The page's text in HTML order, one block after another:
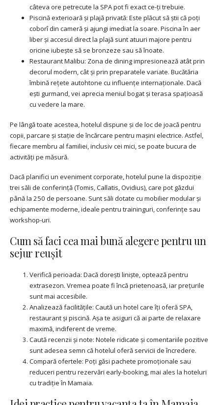
câteva ore petrecute la SPA pot fi exact ce-ți trebuie.
Piscină exterioară și plajă privată: Este plăcut să știi că poți
coborî din cameră și ajungi imediat la soare. Piscina în aer
liber și accesul direct la plajă sunt atuuri majore pentru
oricine iubește să se bronzeze sau să înoate.
Restaurant Malibu: Zona de dining impresionează atât prin
decorul modern, cât și prin preparatele variate. Bucătăria
îmbină rețete autohtone cu influențe internaționale. Dacă
ești gurmand, vei aprecia meniul bogat și terasa spațioasă
cu vedere la mare.
Pe lângă toate acestea, hotelul dispune și de loc de joacă pentru
copii, parcare și stație de încărcare pentru mașini electrice. Astfel,
fiecare membru al familiei, inclusiv cei mici, se poate bucura de
activități pe măsură.
Dacă planifici un eveniment corporate, hotelul pune la dispoziție
trei săli de conferință (Tomis, Callatis, Ovidius), care pot găzdui
până la 250 de persoane. Sunt săli dotate cu mobilier modular și
echipamente moderne, ideale pentru traininguri, conferințe sau
workshop-uri.
Cum să faci cea mai bună alegere pentru un
sejur reușit
Verifică perioada: Dacă dorești liniște, optează pentru
extrasezon. Vremea poate fi încă prietenoasă, iar prețurile
sunt mai accesibile.
Analizează facilitățile: Caută un hotel care îți oferă SPA,
restaurant și piscină. Așa te asiguri că ai parte de relaxare
maximă, indiferent de vreme.
Caută recenzii și note: Notele ridicate și comentariile pozitive
sunt adesea semn că hotelul oferă servicii de încredere.
Compară ofertele: Poți găsi pachete promoționale sau
reduceri pentru rezervări early-booking, mai ales la hoteluri
cu tradiție în Mamaia.